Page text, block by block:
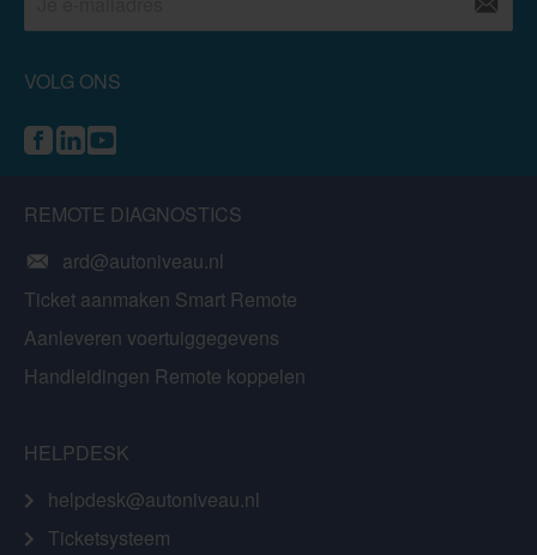
VOLG ONS
REMOTE DIAGNOSTICS
ard@autoniveau.nl
Ticket aanmaken Smart Remote
Aanleveren voertuiggegevens
Handleidingen Remote koppelen
HELPDESK
helpdesk@autoniveau.nl
Ticketsysteem